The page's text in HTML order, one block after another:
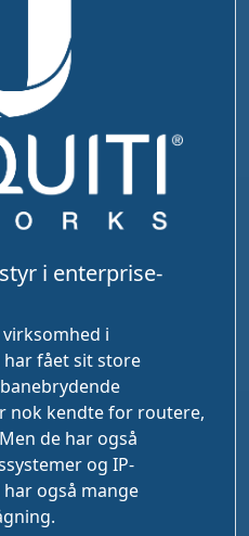
i enterprise-
i
fået sit store
nok kendte for routere,
de har også
og IP-
også mange